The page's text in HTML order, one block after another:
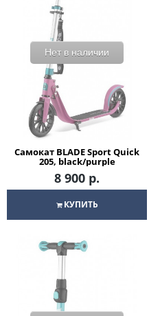
Нет в наличии
Самокат BLADE Sport Quick
205, black/purple
8 900 р.
КУПИТЬ